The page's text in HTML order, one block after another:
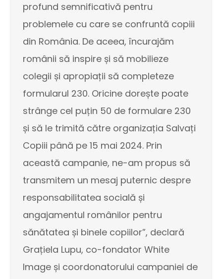
profund semnificativă pentru
problemele cu care se confruntă copiii
din România. De aceea, încurajăm
românii să inspire și să mobilieze
colegii și apropiații să completeze
formularul 230. Oricine dorește poate
strânge cel puțin 50 de formulare 230
și să le trimită către organizația Salvați
Copiii până pe 15 mai 2024. Prin
această campanie, ne-am propus să
transmitem un mesaj puternic despre
responsabilitatea socială și
angajamentul românilor pentru
sănătatea și binele copiilor”, declară
Grațiela Lupu, co-fondator White
Image și coordonatorului campaniei de